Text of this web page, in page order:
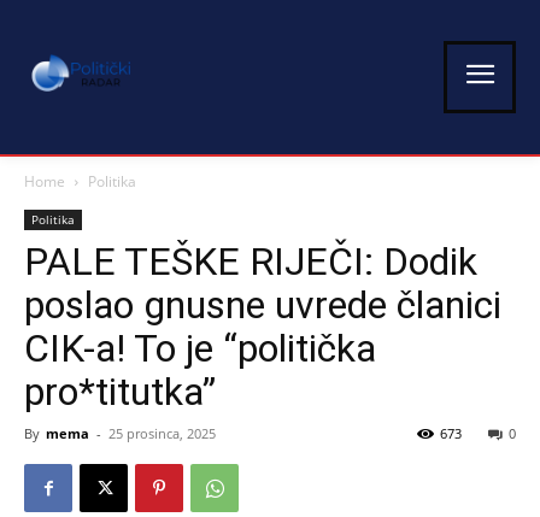
Home Politika
Politika
PALE TEŠKE RIJEČI: Dodik
poslao gnusne uvrede članici
CIK-a! To je “politička
pro*titutka”
By mema - 25 prosinca, 2025 0
673